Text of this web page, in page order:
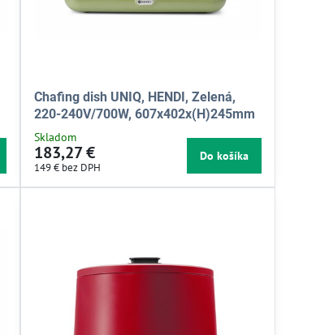
Chafing dish UNIQ, HENDI, Zelená,
220-240V/700W, 607x402x(H)245mm
Skladom
183,27 €
149 € bez DPH
Do košíka